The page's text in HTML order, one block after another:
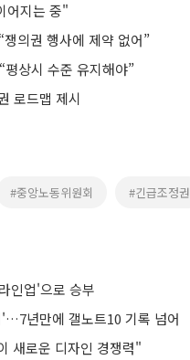
어지는 중"
의권 행사에 제약 없어”
상시 수준 유지해야”
로드맵 제시
#중앙노동위원회 #긴급조정권
인업'으로 승부
년만에 갤노트10 기록 넘어
새로운 디자인 경쟁력"